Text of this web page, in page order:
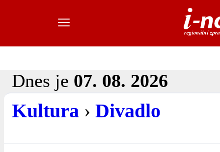
Dnes je 07. 08. 2026
Kultura › Divadlo